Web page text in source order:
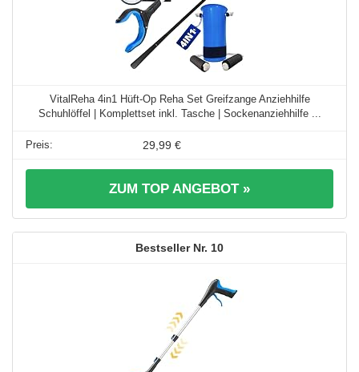
VitalReha 4in1 Hüft-Op Reha Set Greifzange Anziehhilfe
Schuhlöffel | Komplettset inkl. Tasche | Sockenanziehhilfe ...
29,99 €
ZUM TOP ANGEBOT »
10